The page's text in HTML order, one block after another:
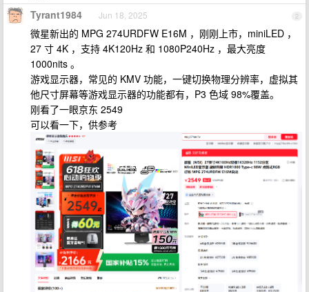
2
Tyrant1984 Jun 18, 2025
微星新出的 MPG 274URDFW E16M ，刚刚上市，miniLED ，
27 寸 4K ，支持 4K120Hz 和 1080P240Hz ，最大亮度
1000nits 。
游戏显示器，常见的 KMV 功能，一键切换物理分辨率，虚拟其
他尺寸屏幕等游戏显示器的功能都有，P3 色域 98%覆盖。
刚看了一眼京东 2549
可以看一下，供参考